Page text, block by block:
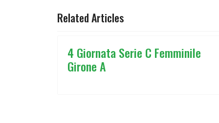
Related Articles
4 Giornata Serie C Femminile
Girone A